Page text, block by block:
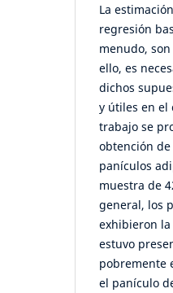
La
regresión
menudo,
ello, es
dichos
y útiles en el
trabajo se
obtención
panículos
muestra de
general, los
exhibieron
estuvo
pobremente
el panículo